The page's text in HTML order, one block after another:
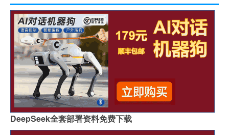
DeepSeek全套部署资料免费下载